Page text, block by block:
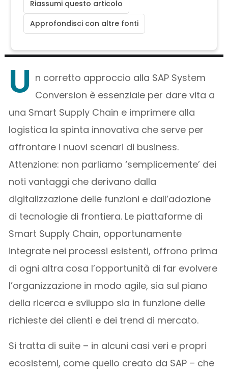
Riassumi questo articolo
Approfondisci con altre fonti
U n corretto approccio alla SAP System
Conversion è essenziale per dare vita a
una Smart Supply Chain e imprimere alla
logistica la spinta innovativa che serve per
affrontare i nuovi scenari di business.
Attenzione: non parliamo ‘semplicemente’ dei
noti vantaggi che derivano dalla
digitalizzazione delle funzioni e dall’adozione
di tecnologie di frontiera. Le piattaforme di
Smart Supply Chain, opportunamente
integrate nei processi esistenti, offrono prima
di ogni altra cosa l’opportunità di far evolvere
l’organizzazione in modo agile, sia sul piano
della ricerca e sviluppo sia in funzione delle
richieste dei clienti e dei trend di mercato.
Si tratta di suite – in alcuni casi veri e propri
ecosistemi, come quello creato da SAP – che